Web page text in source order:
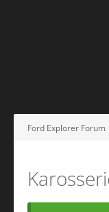
Ford Explorer Forum